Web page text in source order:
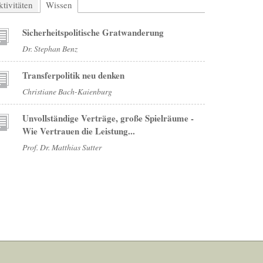
Wissen
Sicherheitspolitische Gratwanderung
Dr. Stephan Benz
Transferpolitik neu denken
Christiane Bach-Kaienburg
Unvollständige Verträge, große Spielräume -
Wie Vertrauen die Leistung...
Prof. Dr. Matthias Sutter